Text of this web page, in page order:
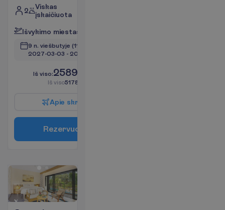
2
Viskas
įskaičiuota
Išvykimo miestas
9 n. viešbutyje (11 n. iš viso)
2027-03-03 - 2027-03-13
Iš viso:2589.00
Iš viso5178.00
Apie skr
Rezervuo